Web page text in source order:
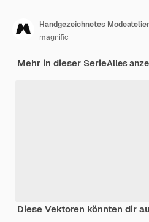
Handgezeichnetes
magnific
Mehr in dieser SerieAlles
Diese Vektoren könnten dir